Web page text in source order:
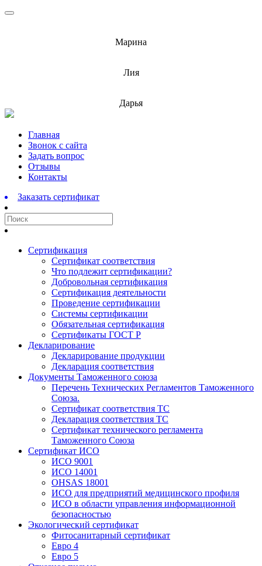
Марина
Лия
Дарья
Перейти
содержимому
Главная
Звонок с сайта
Задать вопрос
Отзывы
Контакты
Заказать сертификат
Сертификация
Сертификат соответствия
Что подлежит сертификации?
Добровольная сертификация
Сертификация деятельности
Проведение сертификации
Системы сертификации
Обязательная сертификация
Сертификаты ГОСТ Р
Декларирование
Декларирование продукции
Декларация соответствия
Документы Таможенного союза
Перечень Технических Регламентов Таможенного
Союза.
Сертификат соответствия ТС
Декларация соответствия ТС
Сертификат технического регламента
Таможенного Союза
Сертификат ИСО
ИСО 9001
ИСО 14001
OHSAS 18001
ИСО для предприятий медицинского профиля
ИСО в области управления информационной
безопасностью
Экологический сертификат
Фитосанитарный сертификат
Евро 4
Евро 5